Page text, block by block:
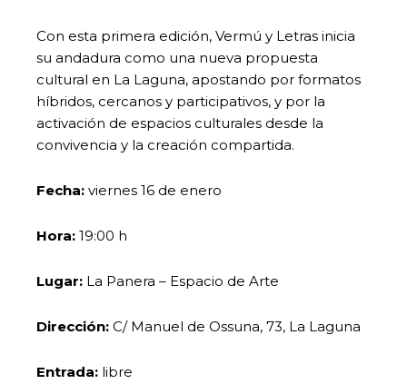
Con esta primera edición, Vermú y Letras inicia
su andadura como una nueva propuesta
cultural en La Laguna, apostando por formatos
híbridos, cercanos y participativos, y por la
activación de espacios culturales desde la
convivencia y la creación compartida.
Fecha: viernes 16 de enero
Hora: 19:00 h
Lugar: La Panera – Espacio de Arte
Dirección: C/ Manuel de Ossuna, 73, La Laguna
Entrada: libre